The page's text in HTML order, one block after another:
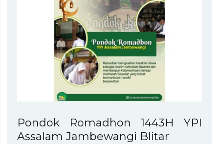
Pondok Romadhon 1443H YPI
Assalam Jambewangi Blitar